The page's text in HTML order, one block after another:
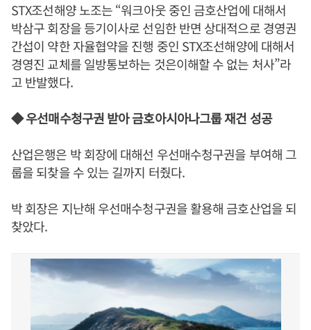
STX조선해양 노조는 “워크아웃 중인 금호산업에 대해서
박삼구 회장을 등기이사로 선임한 반면 상대적으로 경영권
간섭이 약한 자율협약을 진행 중인 STX조선해양에 대해서
경영진 교체를 일방통보하는 것은이해할 수 없는 처사”라
고 반발했다.
◆ 우선매수청구권 받아 금호아시아나그룹 재건 성공
산업은행은 박 회장에 대해선 우선매수청구권을 부여해 그
룹을 되찾을 수 있는 길까지 터줬다.
박 회장은 지난해 우선매수청구권을 활용해 금호산업을 되
찾았다.